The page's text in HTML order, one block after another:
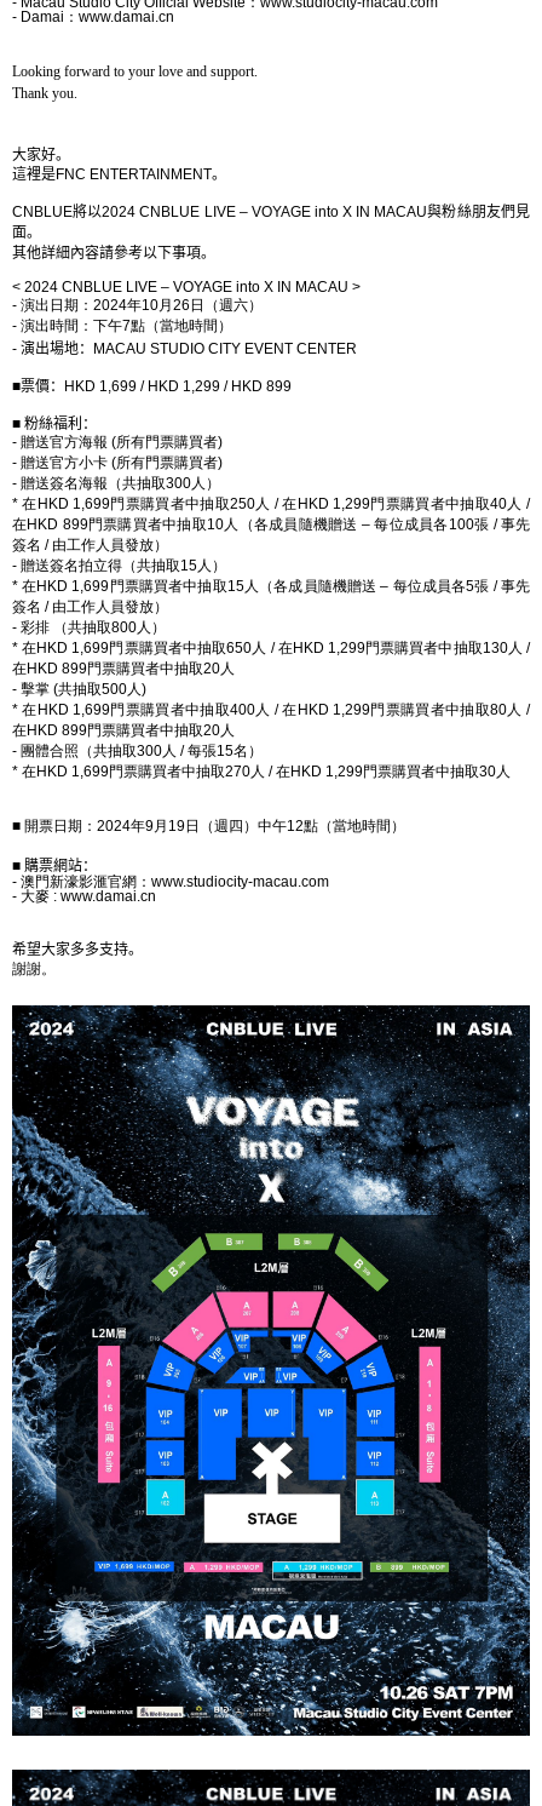
- Damai ： www.damai.cn
Looking forward to your love and support.
Thank you.
大家好。
這裡是FNC ENTERTAINMENT。
CNBLUE將以2024 CNBLUE LIVE – VOYAGE into X IN MACAU與粉絲朋友們見
面。
其他詳細內容請參考以下事項。
< 2024 CNBLUE LIVE – VOYAGE into X IN MACAU >
- 演出日期： 2024年10月26 日（週六）
- 演出時間：下午7點（當地時間）
- 演出場地： MACAU STUDIO CITY EVENT CENTER
■票價： HKD 1,699 / HKD 1,299 / HKD 899
■ 粉絲福利：
- 贈送官方海報 (所有門票購買者)
- 贈送官方小卡 (所有門票購買者)
- 贈送簽名海報（共抽取300 人）
*在HKD 1,699門票購買者中抽取250 人 /在HKD 1,299門票購買者中抽取40 人 /
在HKD 899門票購買者中抽取10 人（各成員隨機贈送 –每位成員各 100張 /事先
簽名 / 由工作人員發放）
- 贈送簽名拍立得（共抽取15 人）
*在HKD 1,699門票購買者中抽取15人（各成員隨機贈送 – 每位成員各5張 /事先
簽名 / 由工作人員發放）
- 彩排 （共抽取800 人）
*在HKD 1,699門票購買者中抽取650 人 /在HKD 1,299門票購買者中抽取130人 /
在HKD 899門票購買者中抽取20 人
- 擊掌 (共抽取500 人 )
*在HKD 1,699門票購買者中抽取400 人 /在HKD 1,299門票購買者中抽取80 人 /
在HKD 899門票購買者中抽取20 人
- 團體合照（共抽取300 人 /每張15名）
* 在HKD 1,699門票購買者中抽取270 人 /在HKD 1,299門票購買者中抽取30 人
■ 開票日期： 2024年9月 19日（週四）中午12點（當地時間）
■ 購票網站：
- 澳門新濠影滙官網： www.studiocity-macau.com
- 大麥 : www.damai.cn
希望大家多多支持。
謝謝。